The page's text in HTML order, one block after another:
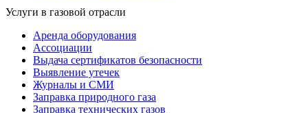
Услуги в газовой отрасли
Аренда оборудования
Ассоциации
Выдача сертификатов безопасности
Выявление утечек
Журналы и СМИ
Заправка природного газа
Заправка технических газов